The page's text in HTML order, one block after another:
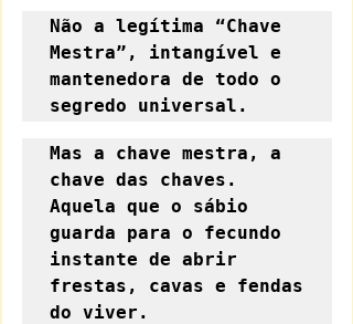
Não a legítima “Chave
Mestra”, intangível e
mantenedora de todo o
segredo universal.
Mas a chave mestra, a
chave das chaves.
Aquela que o sábio
guarda para o fecundo
instante de abrir
frestas, cavas e fendas
do viver.